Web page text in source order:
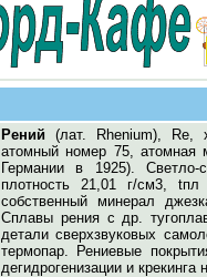
Рений (лат. Rhenium), Re,
атомный номер 75, атомная
Германии в 1925).
плотность 21,01 г/см3,
собственный минерал
Сплавы рения с др.
детали сверхзвуковых
термопар. Рениевые
дегидрогенизации и крекинга